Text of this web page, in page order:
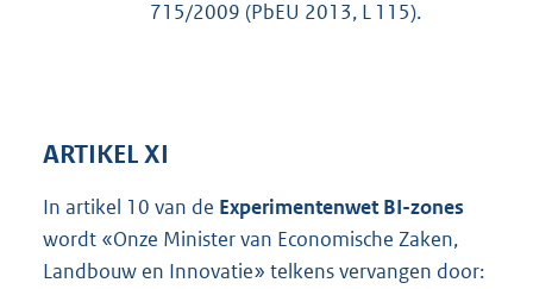
715/2009 (PbEU 2013, L 115).
ARTIKEL XI
In artikel 10 van de Experimentenwet BI-zones
wordt «Onze Minister van Economische Zaken,
Landbouw en Innovatie» telkens vervangen door: